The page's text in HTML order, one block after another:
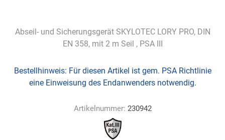
Abseil- und Sicherungsgerät SKYLOTEC LORY PRO, DIN
EN 358, mit 2 m Seil , PSA III
Bestellhinweis: Für diesen Artikel ist gem. PSA Richtlinie
eine Einweisung des Endanwenders notwendig.
Artikelnummer: 230942